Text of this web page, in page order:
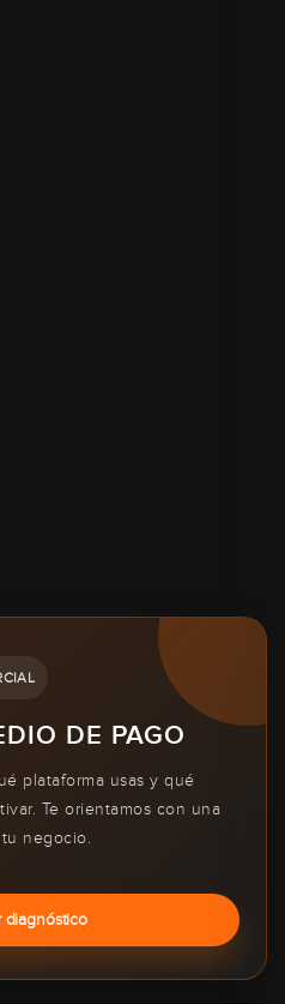
DE PAGO
plataforma usas y qué
Te orientamos con una
negocio.
diagnóstico